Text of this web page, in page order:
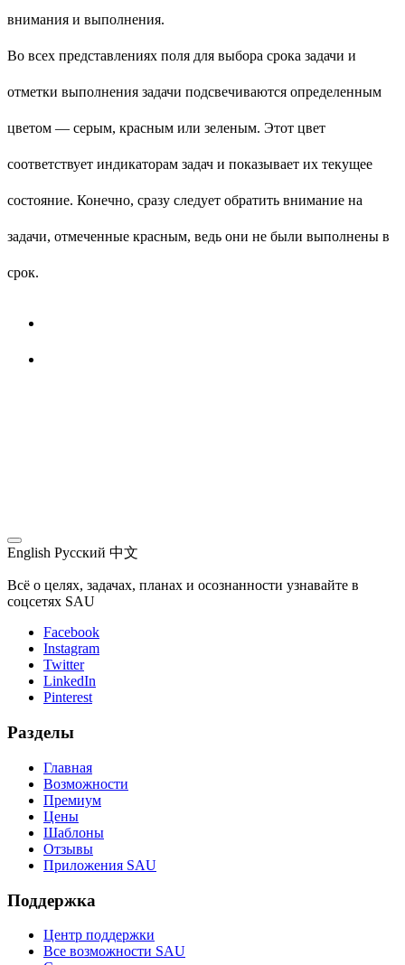
внимания и выполнения.
Во всех представлениях поля для выбора срока задачи и
отметки выполнения задачи подсвечиваются определенным
цветом — серым, красным или зеленым. Этот цвет
соответствует индикаторам задач и показывает их текущее
состояние. Конечно, сразу следует обратить внимание на
задачи, отмеченные красным, ведь они не были выполнены в
срок.
English Русский 中文
Всё о целях, задачах, планах и осознанности узнавайте в
соцсетях SAU
Facebook
Instagram
Twitter
LinkedIn
Pinterest
Разделы
Главная
Возможности
Премиум
Цены
Шаблоны
Отзывы
Приложения SAU
Поддержка
Центр поддержки
Все возможности SAU